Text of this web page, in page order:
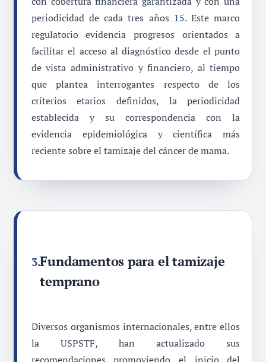
periodicidad de cada tres años 15. Este marco
regulatorio evidencia progresos orientados a
facilitar el acceso al diagnóstico desde el punto
de vista administrativo y financiero, al tiempo
que plantea interrogantes respecto de los
criterios etarios definidos, la periodicidad
establecida y su correspondencia con la
evidencia epidemiológica y científica más
reciente sobre el tamizaje del cáncer de mama.
3.Fundamentos para el tamizaje
temprano
Diversos organismos internacionales, entre ellos
la USPSTF, han actualizado sus